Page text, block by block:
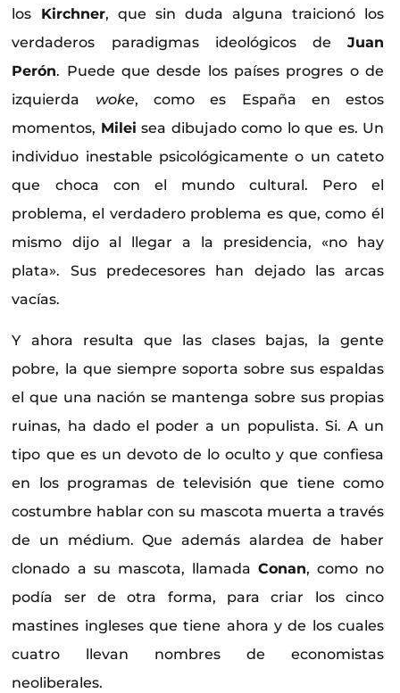
los Kirchner, que sin duda alguna traicionó los
verdaderos paradigmas ideológicos deJuan
Perón. Puede que desde los países progres o de
izquierda woke, como es España en estos
momentos, Milei sea dibujado como lo que es. Un
individuo inestable psicológicamente o un cateto
que choca con el mundo cultural. Pero el
problema, el verdadero problema es que, como él
mismo dijo al llegar a la presidencia, «no hay
plata». Sus predecesores han dejado las arcas
vacías.
Y ahora resulta que las clases bajas, la gente
pobre, la que siempre soporta sobre sus espaldas
el que una nación se mantenga sobre sus propias
ruinas, ha dado el poder a un populista. Si. A un
tipo que es un devoto de lo oculto y que confiesa
en los programas de televisión que tiene como
costumbre hablar con su mascota muerta a través
de un médium. Que además alardea de haber
clonado a su mascota, llamada Conan, como no
podía ser de otra forma, para criar los cinco
mastines ingleses que tiene ahora y de los cuales
cuatro llevan nombres de economistas
neoliberales.